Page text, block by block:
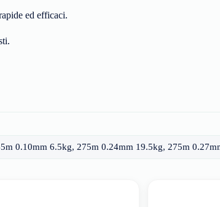
ed efficaci.
0.10mm 6.5kg, 275m 0.24mm 19.5kg, 275m